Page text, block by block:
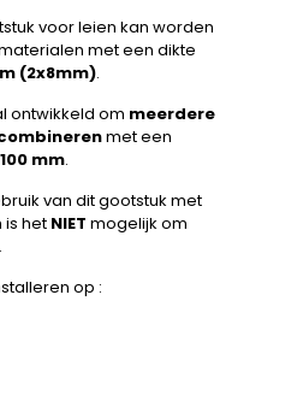
voor leien kan worden
met een dikte
(2x8mm).
ontwikkeld om meerdere
met een
mm.
van dit gootstuk met
is het NIET mogelijk om
op :